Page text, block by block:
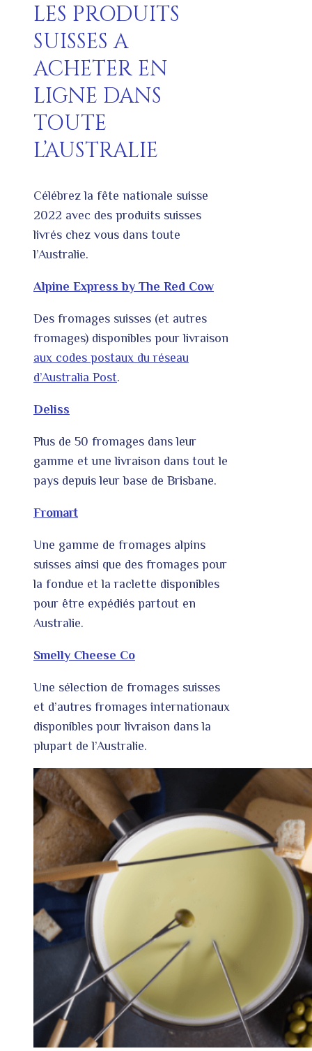
LES PRODUITS
SUISSES A
ACHETER EN
LIGNE DANS
TOUTE
L’AUSTRALIE
Célébrez la fête nationale suisse
2022 avec des produits suisses
livrés chez vous dans toute
l’Australie.
Alpine Express by The Red Cow
Des fromages suisses (et autres
fromages) disponibles pour livraison
aux codes postaux du réseau
d’Australia Post.
Deliss
Plus de 50 fromages dans leur
gamme et une livraison dans tout le
pays depuis leur base de Brisbane.
Fromart
Une gamme de fromages alpins
suisses ainsi que des fromages pour
la fondue et la raclette disponibles
pour être expédiés partout en
Australie.
Smelly Cheese Co
Une sélection de fromages suisses
et d’autres fromages internationaux
disponibles pour livraison dans la
plupart de l’Australie.